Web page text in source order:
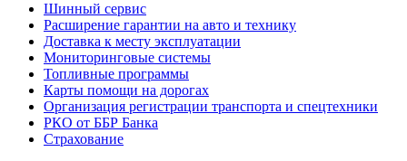
Шинный сервис
Расширение гарантии на авто и технику
Доставка к месту эксплуатации
Мониторинговые системы
Топливные программы
Карты помощи на дорогах
Организация регистрации транспорта и спецтехники
РКО от ББР Банка
Страхование